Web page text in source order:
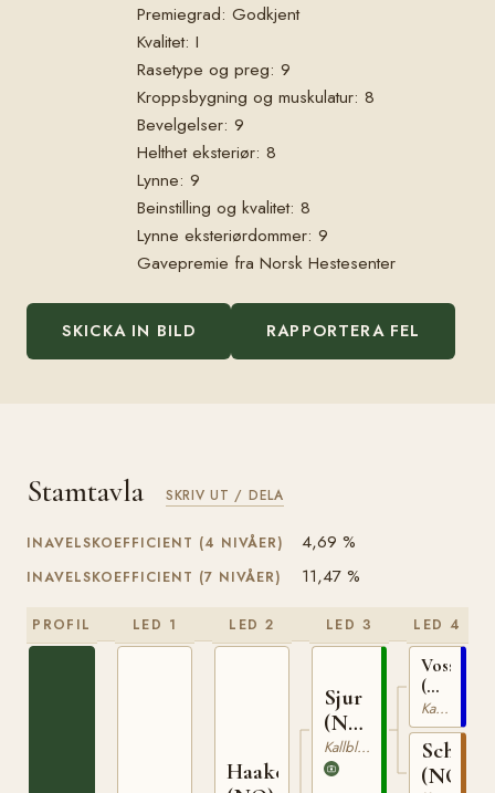
Premiegrad: Godkjent
Kvalitet: I
Rasetype og preg: 9
Kroppsbygning og muskulatur: 8
Bevelgelser: 9
Helthet eksteriør: 8
Lynne: 9
Beinstilling og kvalitet: 8
Lynne eksteriørdommer: 9
Gavepremie fra Norsk Hestesenter
SKICKA IN BILD RAPPORTERA FEL
Stamtavla SKRIV UT / DELA
INAVELSKOEFFICIENT (4 NIVÅER) 4,69 %
INAVELSKOEFFICIENT (7 NIVÅER) 11,47 %
PROFIL LED 1 LED 2
Haakesjur
LED 3
Sjur
(NO)
T-
284
Kallblodig Travare
LED 4
Vossevinn
(NO)
N
1867
Kallblodig Travare
(NO)